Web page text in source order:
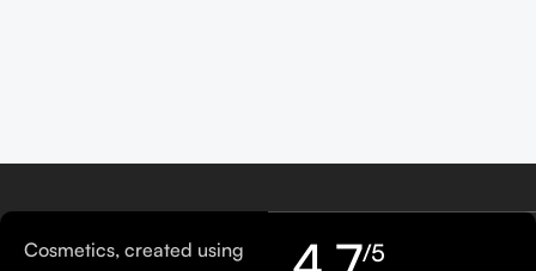
Cosmetics, created using
/5